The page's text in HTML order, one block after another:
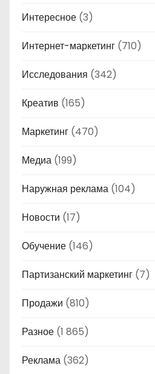
Интересное (3)
Интернет-маркетинг (710)
Исследования (342)
Креатив (165)
Маркетинг (470)
Медиа (199)
Наружная реклама (104)
Новости (17)
Обучение (146)
Партизанский маркетинг (7)
Продажи (810)
Разное (1 865)
Реклама (362)